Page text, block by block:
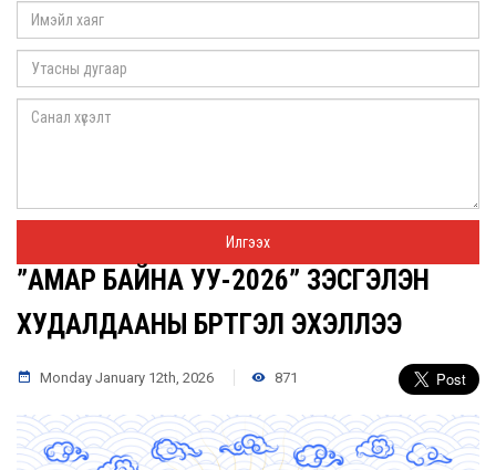
”АМАР БАЙНА УУ-2026” ҮЗЭСГЭЛЭН
ХУДАЛДААНЫ БҮРТГЭЛ ЭХЭЛЛЭЭ
Monday January 12th, 2026 871